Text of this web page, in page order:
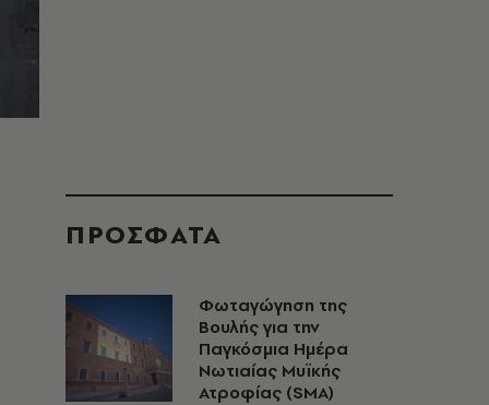
ΠΡΟΣΦΑΤΑ
Φωταγώγηση της
Βουλής για την
Παγκόσμια Ημέρα
Νωτιαίας Μυϊκής
Ατροφίας (SMA)